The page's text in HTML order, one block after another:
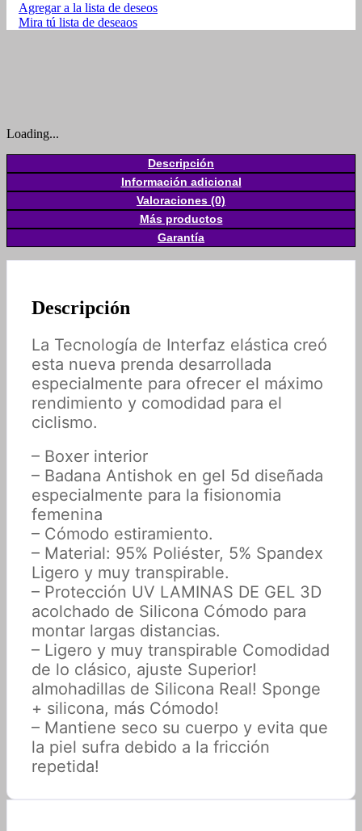
Agregar a la lista de deseos
Mira tú lista de deseaos
Loading...
Descripción
Información adicional
Valoraciones (0)
Más productos
Garantía
Descripción
La Tecnología de Interfaz elástica creó
esta nueva prenda desarrollada
especialmente para ofrecer el máximo
rendimiento y comodidad para el
ciclismo.
– Boxer interior
– Badana Antishok en gel 5d diseñada
especialmente para la fisionomia
femenina
– Cómodo estiramiento.
– Material: 95% Poliéster, 5% Spandex
Ligero y muy transpirable.
– Protección UV LAMINAS DE GEL 3D
acolchado de Silicona Cómodo para
montar largas distancias.
– Ligero y muy transpirable Comodidad
de lo clásico, ajuste Superior!
almohadillas de Silicona Real! Sponge
+ silicona, más Cómodo!
– Mantiene seco su cuerpo y evita que
la piel sufra debido a la fricción
repetida!